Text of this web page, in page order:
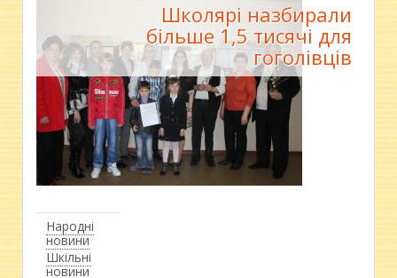
Народні
новини
Шкільні
новини
Школярі назбирали
більше 1,5 тисячі для
гоголівців